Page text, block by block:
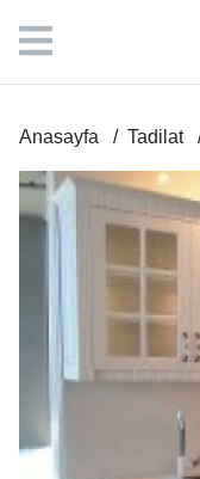
Anasayfa Tadilat